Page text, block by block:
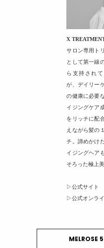
X
サロン専用ト
として第一線
ら支持されて
が、デイリー
の健康に必要
イジングケア
をリッチに配
えながら髪の
チ。諦めかけ
イジングヘア
そろった極上
▷公式サイト
▷公式オンラ